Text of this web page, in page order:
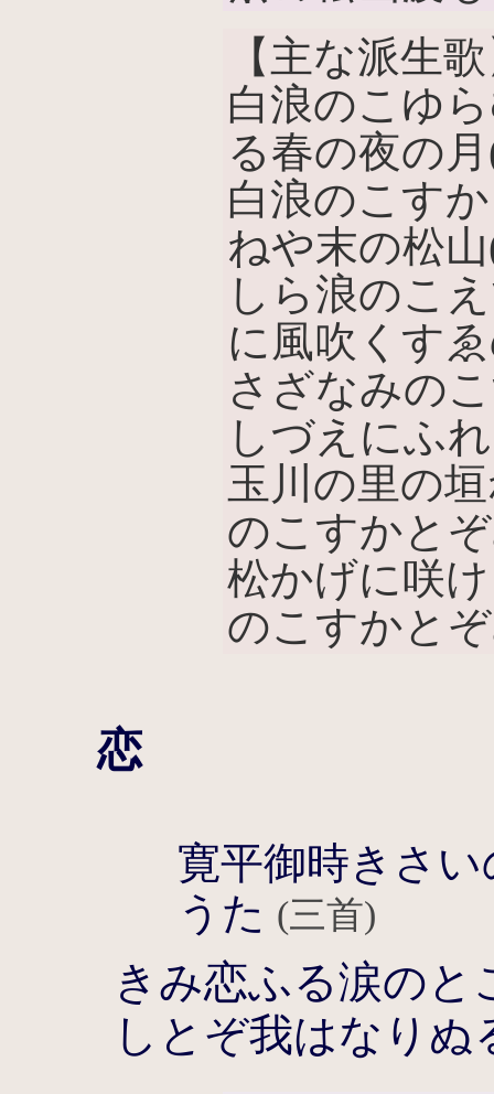
【主な派生
白浪のこゆ
る春の夜の
白浪のこす
ねや末の松
しら浪のこ
に風吹くす
さざなみの
しづえにふ
玉川の里の
のこすかと
松かげに咲
のこすかと
恋
寛平御時きさ
うた (三首)
きみ恋ふる涙の
しとぞ我はなりぬ